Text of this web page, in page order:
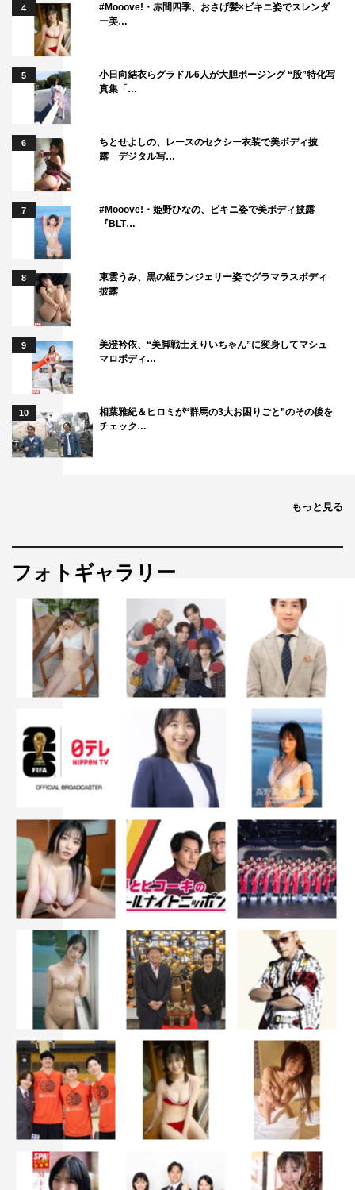
4
#Mooove!・赤間四季、おさげ髪×ビキニ姿でスレンダ
ー美…
5
小日向結衣らグラドル6人が大胆ポージング “股”特化写
真集「…
6
ちとせよしの、レースのセクシー衣装で美ボディ披
露 デジタル写…
7
#Mooove!・姫野ひなの、ビキニ姿で美ボディ披露
『BLT…
8
東雲うみ、黒の紐ランジェリー姿でグラマラスボディ
披露
9
美澄衿依、“美脚戦士えりいちゃん”に変身してマシュ
マロボディ…
10
相葉雅紀＆ヒロミが“群馬の3大お困りごと”のその後を
チェック…
もっと見る
フォトギャラリー